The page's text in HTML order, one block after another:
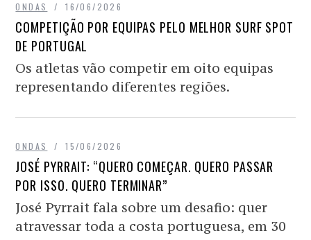
ONDAS 16/06/2026
COMPETIÇÃO POR EQUIPAS PELO MELHOR SURF SPOT
DE PORTUGAL
Os atletas vão competir em oito equipas
representando diferentes regiões.
ONDAS 15/06/2026
JOSÉ PYRRAIT: “QUERO COMEÇAR. QUERO PASSAR
POR ISSO. QUERO TERMINAR”
José Pyrrait fala sobre um desafio: quer
atravessar toda a costa portuguesa, em 30